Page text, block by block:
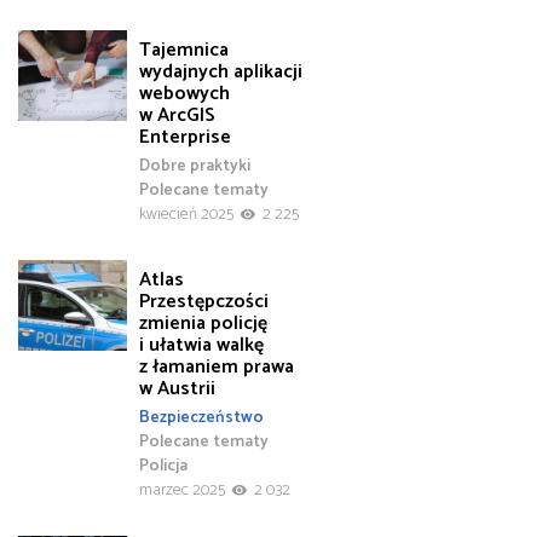
Tajemnica
wydajnych aplikacji
webowych
w ArcGIS
Enterprise
Dobre praktyki
Polecane tematy
kwiecień 2025
2 225
Atlas
Przestępczości
zmienia policję
i ułatwia walkę
z łamaniem prawa
w Austrii
Bezpieczeństwo
Polecane tematy
Policja
marzec 2025
2 032